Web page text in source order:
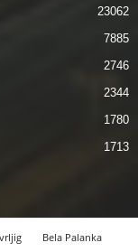
23062
7885
2746
2344
1780
1713
Bela Palanka